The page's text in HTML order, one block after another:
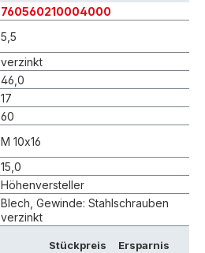
760560210004000
5,5
verzinkt
46,0
17
60
M 10x16
15,0
Höhenversteller
Blech, Gewinde: Stahlschrauben
verzinkt
Stückpreis Ersparnis